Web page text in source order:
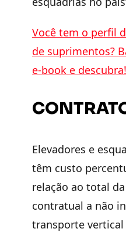
Você tem o perfil
de suprimentos?
e-book e descubra!
Elevadores e
têm custo
relação ao total
contratual a não
transporte